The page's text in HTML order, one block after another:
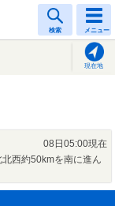
検索 メニュー
現在地
08日05:00現在
西約50kmを南に進ん